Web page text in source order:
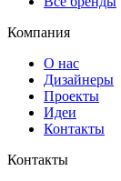
Компания
О нас
Дизайнеры
Проекты
Идеи
Контакты
Контакты